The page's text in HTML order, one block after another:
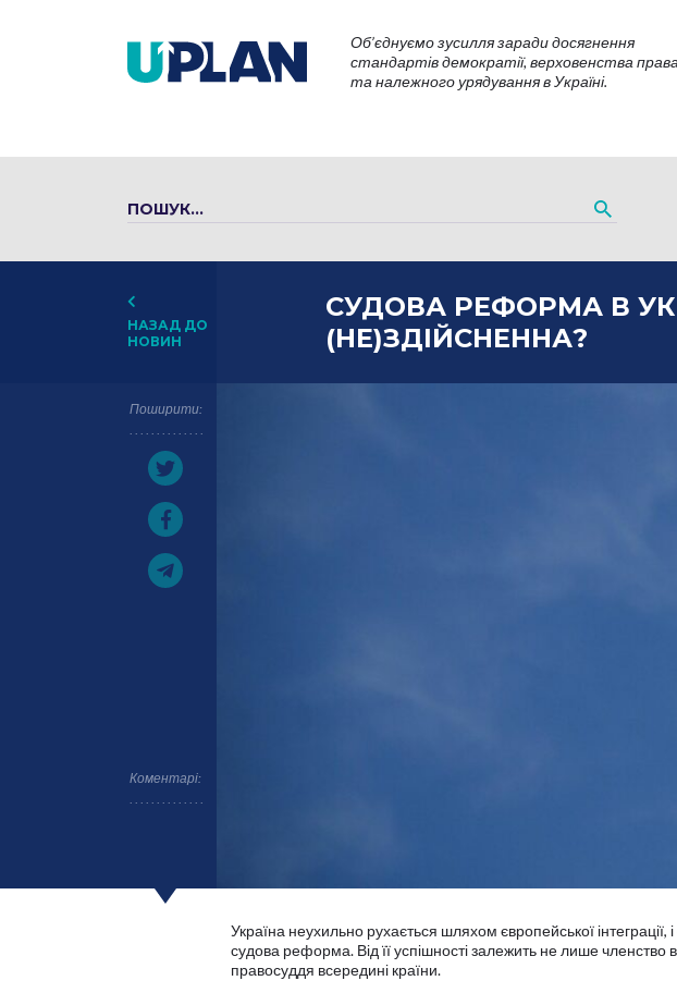
Об’єднуємо зусилля заради досягнення
стандартів демократії, верховенства права
та належного урядування в Україні.
НАЗАД ДО
НОВИН
Поширити:
Коментарі:
СУДОВА РЕФОРМА В
(НЕ)ЗДІЙСНЕННА?
Україна неухильно рухається шляхом європейської
судова реформа. Від її успішності залежить не лише
правосуддя всередині країни.